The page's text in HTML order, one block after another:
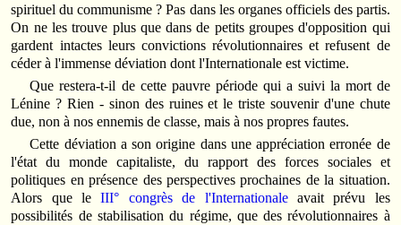
spirituel du communisme ? Pas dans les organes officiels des partis.
On ne les trouve plus que dans de petits groupes d'opposition qui
gardent intactes leurs convictions révolutionnaires et refusent de
céder à l'immense déviation dont l'Internationale est victime.
Que restera-t-il de cette pauvre période qui a suivi la mort de
Lénine ? Rien - sinon des ruines et le triste souvenir d'une chute
due, non à nos ennemis de classe, mais à nos propres fautes.
Cette déviation a son origine dans une appréciation erronée de
l'état du monde capitaliste, du rapport des forces sociales et
politiques en présence des perspectives prochaines de la situation.
Alors que leIII° congrès de l'Internationaleavait prévu les
possibilités de stabilisation du régime, que des révolutionnaires à